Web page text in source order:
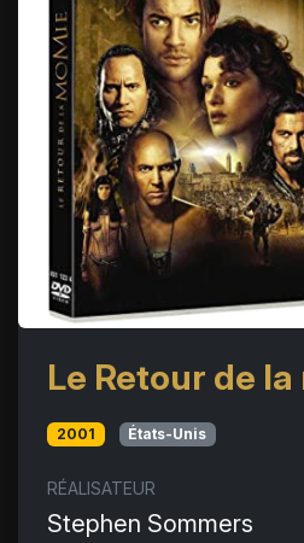
Le Retour de la
2001 États-Unis
RÉALISATEUR
Stephen Sommers